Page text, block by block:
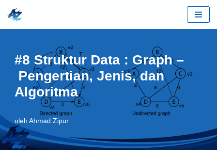
#8 Struktur Data : Graph –
Pengertian, Jenis, dan
Algoritma
oleh Ahmad Zipur